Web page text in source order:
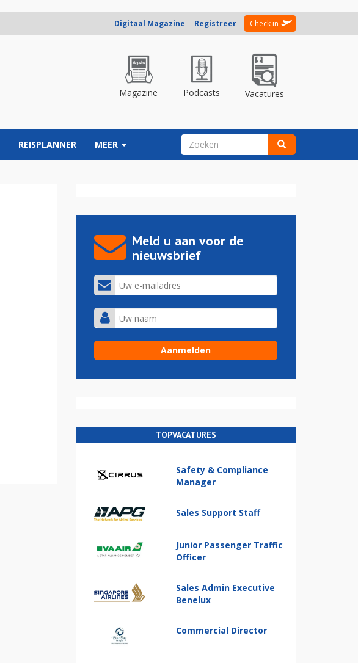
Digitaal Magazine Registreer Check in
Magazine Podcasts Vacatures
REISPLANNER MEER ZOEKVELD
Meld u aan voor de
nieuwsbrief
TOPVACATURES
Safety & Compliance
Manager
Sales Support Staff
Junior Passenger Traffic
Officer
Sales Admin Executive
Benelux
Commercial Director